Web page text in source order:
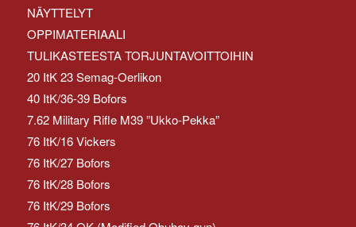
NÄYTTELYT
OPPIMATERIAALI
TULIKASTEESTA TORJUNTAVOITTOIHIN
20 ItK 23 Semag-Oerlikon
40 ItK/36-39 Bofors
7.62 Military Rifle M39 ”Ukko-Pekka”
76 ItK/16 Vickers
76 ItK/27 Bofors
76 ItK/28 Bofors
76 ItK/29 Bofors